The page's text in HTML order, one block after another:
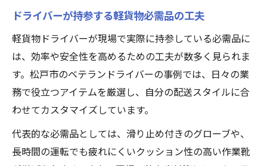
ドライバーが持参する軽貨物必需品の工夫
軽貨物ドライバーが現場で実際に持参している必需品に
は、効率や安全性を高めるための工夫が数多く見られま
す。松戸市のベテランドライバーの事例では、日々の業
務で役立つアイテムを厳選し、自分の配送スタイルに合
わせてカスタマイズしています。
代表的な必需品としては、滑り止め付きのグローブや、
長時間の運転でも疲れにくいクッション性の高い作業靴